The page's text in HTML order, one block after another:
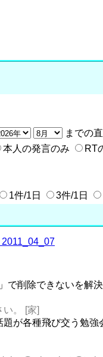
までの
本人の発言のみ
RT
1件/1日 3件/1日
で削除できないを解
。 [家]
が各種飛び交う勉